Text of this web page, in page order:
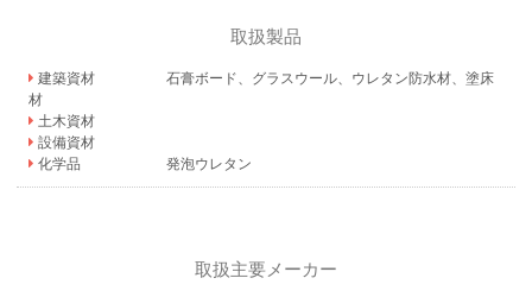
取扱製品
建築資材石膏ボード、グラスウール、ウレタン防水材、塗床
材
土木資材
設備資材
化学品 発泡ウレタン
取扱主要メーカー